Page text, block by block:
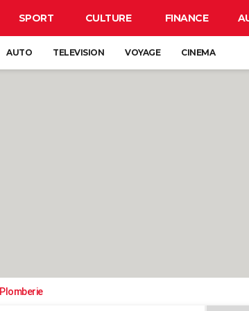
SPORT CULTURE FINANCE
AUTO TELEVISION VOYAGE CINEMA
Plomberie